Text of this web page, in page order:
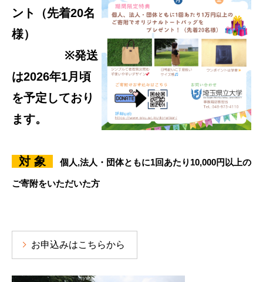
ント（先着20名
様）
※発送
は2026年1月頃
を予定しており
ます。
対 象 個人,法人・団体ともに1回あたり 10,000円以上の
ご寄附をいただいた方
お申込みはこちらから